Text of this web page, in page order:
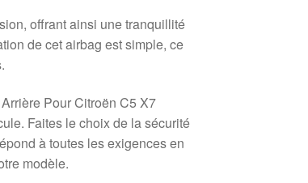
offrant ainsi une tranquillité
de cet airbag est simple, ce
Pour Citroën C5 X7
Faites le choix de la sécurité
à toutes les exigences en
modèle.